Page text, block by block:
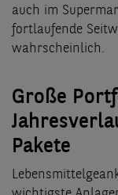
auch im
fortlaufende
wahrscheinlich.
Große
Pakete